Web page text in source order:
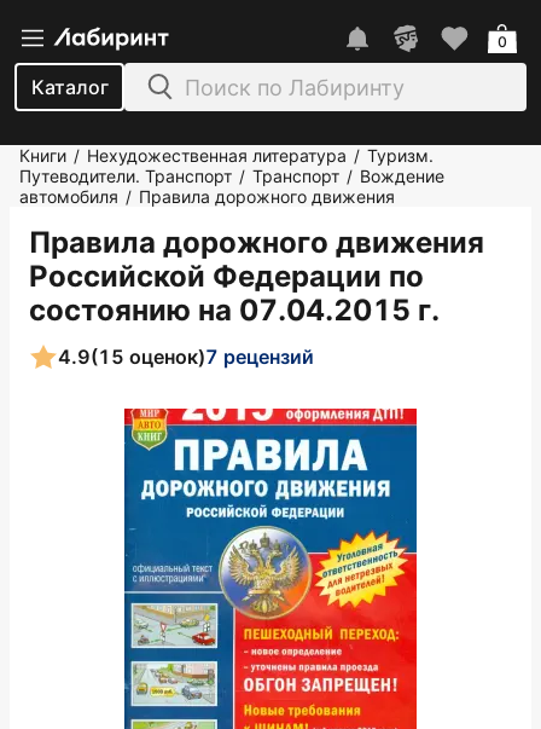
Каталог
0
Книги / Нехудожественная литература / Туризм.
Путеводители. Транспорт / Транспорт / Вождение
автомобиля / Правила дорожного движения
Правила дорожного движения
Российской Федерации по
состоянию на 07.04.2015 г.
4.9(15 оценок)7 рецензий